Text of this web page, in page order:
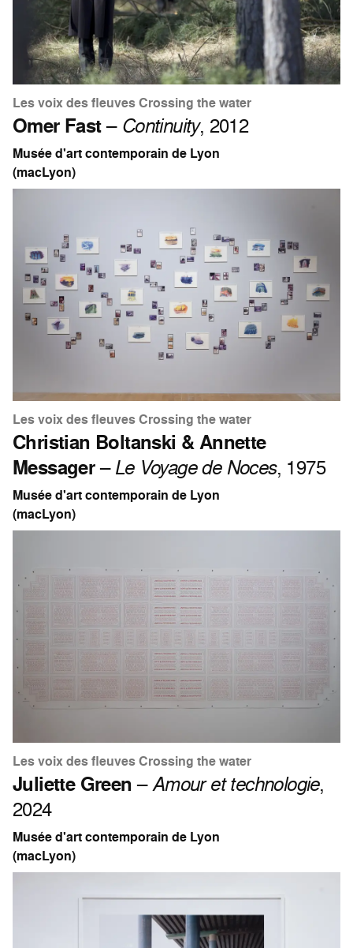
Les voix des fleuves Crossing the water
Omer Fast– Continuity, 2012
Musée d'art contemporain de Lyon
(macLyon)
Les voix des fleuves Crossing the water
Christian Boltanski & Annette
Messager–Le Voyage de Noces, 1975
Musée d'art contemporain de Lyon
(macLyon)
Les voix des fleuves Crossing the water
Juliette Green–Amour et technologie,
2024
Musée d'art contemporain de Lyon
(macLyon)